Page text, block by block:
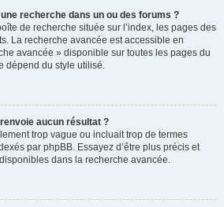
recherche dans un ou des forums ?
de recherche située sur l’index, les pages des
La recherche avancée est accessible en
avancée » disponible sur toutes les pages du
dépend du style utilisé.
aucun résultat ?
trop vague ou incluait trop de termes
par phpBB. Essayez d’être plus précis et
dans la recherche avancée.